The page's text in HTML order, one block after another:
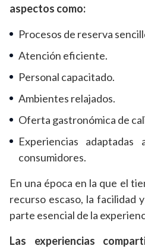
aspectos como:
Procesos de reserva
Atención eficiente.
Personal capacitado.
Ambientes relajados.
Oferta gastronómica de
Experiencias
consumidores.
En una época en la que el
recurso escaso, la facilidad
parte esencial de la
Las experiencias